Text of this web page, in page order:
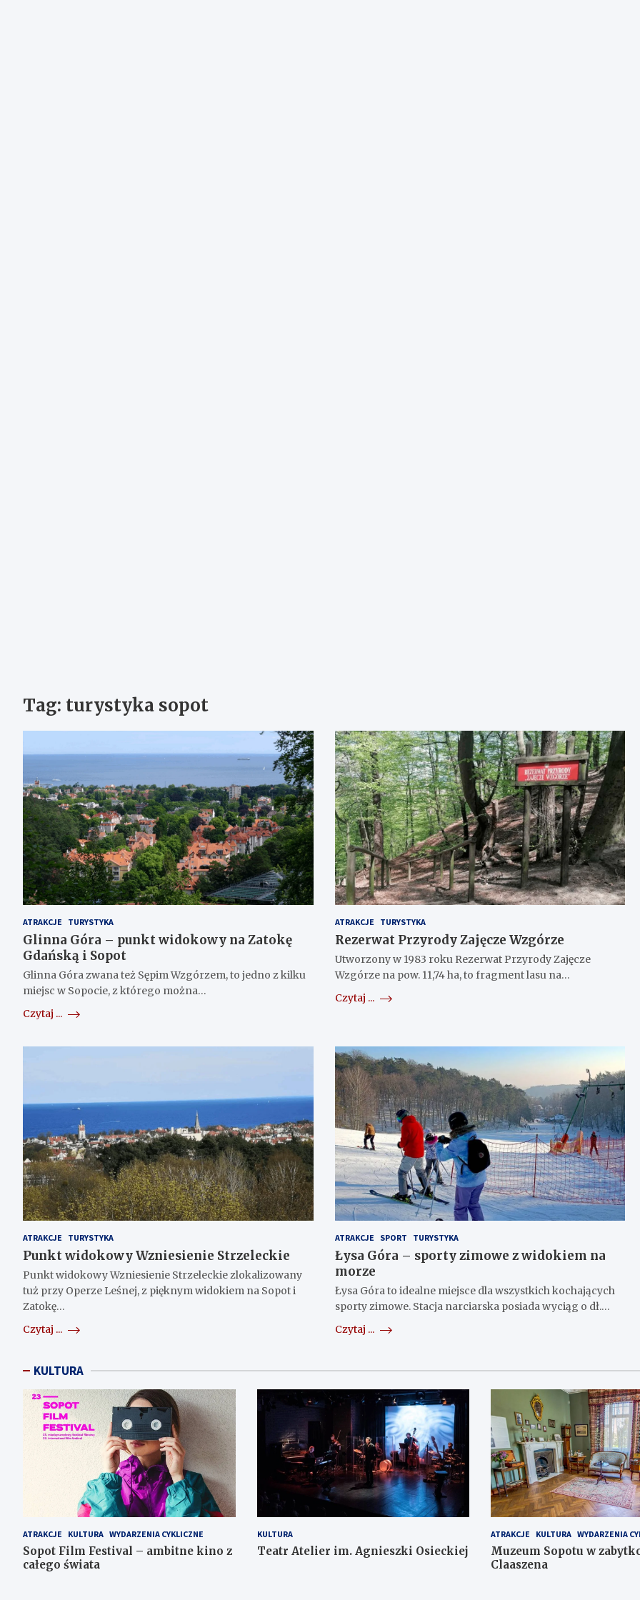
Tag: turystyka sopot
ATRAKCJE TURYSTYKA
Glinna Góra – punkt widokowy na Zatokę
Gdańską i Sopot
Glinna Góra zwana też Sępim Wzgórzem, to jedno z kilku
miejsc w Sopocie, z którego można…
Czytaj ...
ATRAKCJE TURYSTYKA
Rezerwat Przyrody Zajęcze Wzgórze
Utworzony w 1983 roku Rezerwat Przyrody Zajęcze
Wzgórze na pow. 11,74 ha, to fragment lasu na…
Czytaj ...
ATRAKCJE TURYSTYKA
Punkt widokowy Wzniesienie Strzeleckie
Punkt widokowy Wzniesienie Strzeleckie zlokalizowany
tuż przy Operze Leśnej, z pięknym widokiem na Sopot i
Zatokę…
Czytaj ...
ATRAKCJE SPORT TURYSTYKA
Łysa Góra – sporty zimowe z widokiem na
morze
Łysa Góra to idealne miejsce dla wszystkich kochających
sporty zimowe. Stacja narciarska posiada wyciąg o dł.…
Czytaj ...
KULTURA
ATRAKCJE KULTURA WYDARZENIA CYKLICZNE
Sopot Film Festival – ambitne kino z
całego świata
KULTURA
Teatr Atelier im. Agnieszki Osieckiej
ATRAKCJE KULTURA WYDARZENIA
Muzeum Sopotu w
Claaszena